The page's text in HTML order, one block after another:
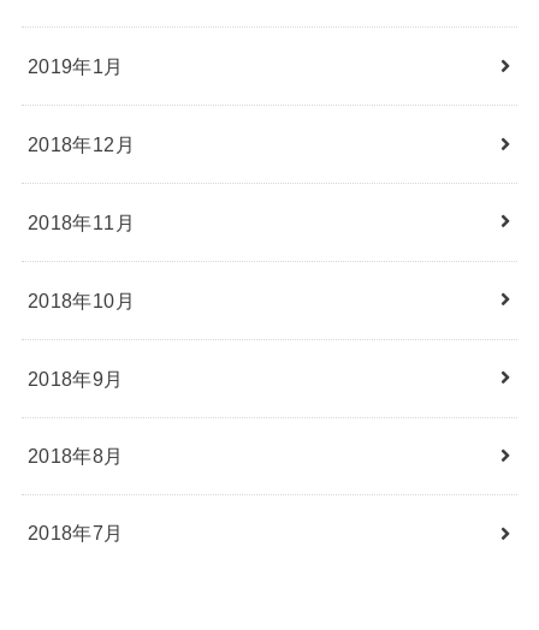
2019年1月
2018年12月
2018年11月
2018年10月
2018年9月
2018年8月
2018年7月